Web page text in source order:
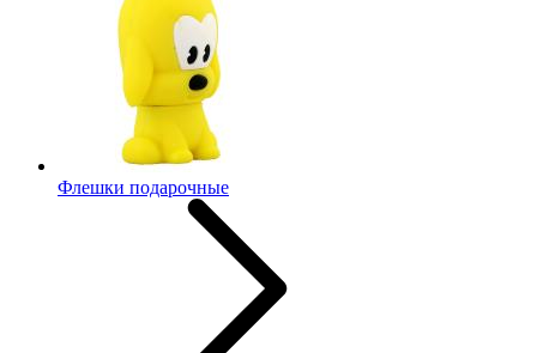
Флешки подарочные